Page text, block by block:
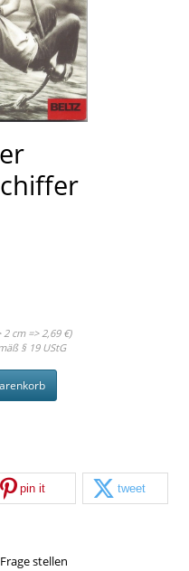
cm => 2,69 €)
§ 19 UStG
pin it tweet
Frage stellen